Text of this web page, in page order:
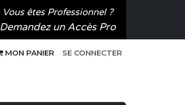
Vous êtes Professionnel ?
Demandez un Accès Pro
MO​N P​ANIER SE CONNECTER